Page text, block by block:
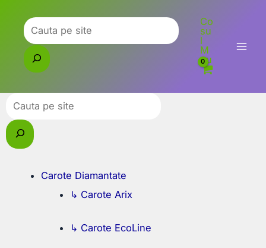
content
Caută
Co
su
l
M
eu
Caută
Carote Diamantate
↳ Carote Arix
↳ Carote EcoLine